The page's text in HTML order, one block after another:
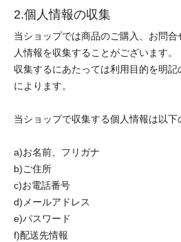
2.個人情報の収集
当ショップでは商品のご購入、お問
人情報を収集することがございます。
収集するにあたっては利用目的を明
によります。
当ショップで収集する個人情報は以下
a)お名前、フリガナ
b)ご住所
c)お電話番号
d)メールアドレス
e)パスワード
f)配送先情報